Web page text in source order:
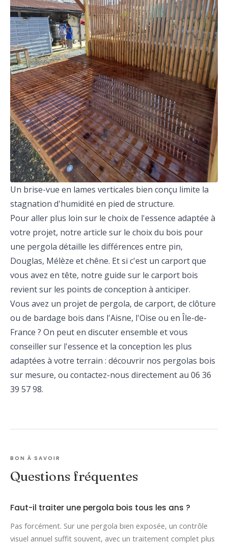
Un brise-vue en lames verticales bien conçu limite la
stagnation d'humidité en pied de structure.
Pour aller plus loin sur le choix de l'essence adaptée à
votre projet, notre article sur le choix du bois pour
une pergola détaille les différences entre pin,
Douglas, Mélèze et chêne. Et si c'est un carport que
vous avez en tête, notre guide sur le carport bois
revient sur les points de conception à anticiper.
Vous avez un projet de pergola, de carport, de clôture
ou de bardage bois dans l'Aisne, l'Oise ou en Île-de-
France ? On peut en discuter ensemble et vous
conseiller sur l'essence et la conception les plus
adaptées à votre terrain : découvrir nos pergolas bois
sur mesure, ou contactez-nous directementau 06 36
39 57 98.
BON À SAVOIR
Questions fréquentes
Faut-il traiter une pergola bois tous les ans ?
Pas forcément. Sur une pergola bien exposée, un contrôle
visuel annuel suffit souvent, avec un traitement complet plus